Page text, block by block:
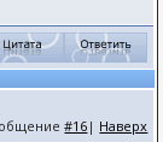
#16 | Наверх